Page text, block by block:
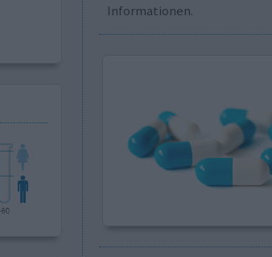
Informationen.